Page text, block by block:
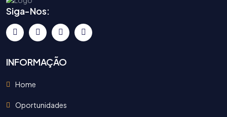
Siga-Nos:
INFORMAÇÃO
Home
Oportunidades